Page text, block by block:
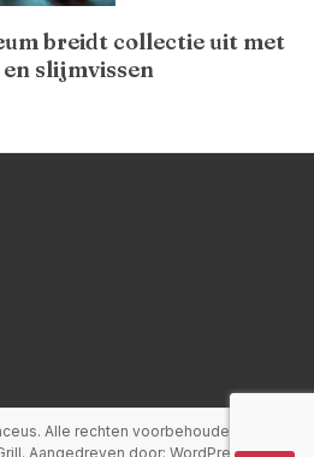
breidt collectie uit met
slijmvissen
. Alle rechten voorbehouden. Thema
Aangedreven door:WordPress.